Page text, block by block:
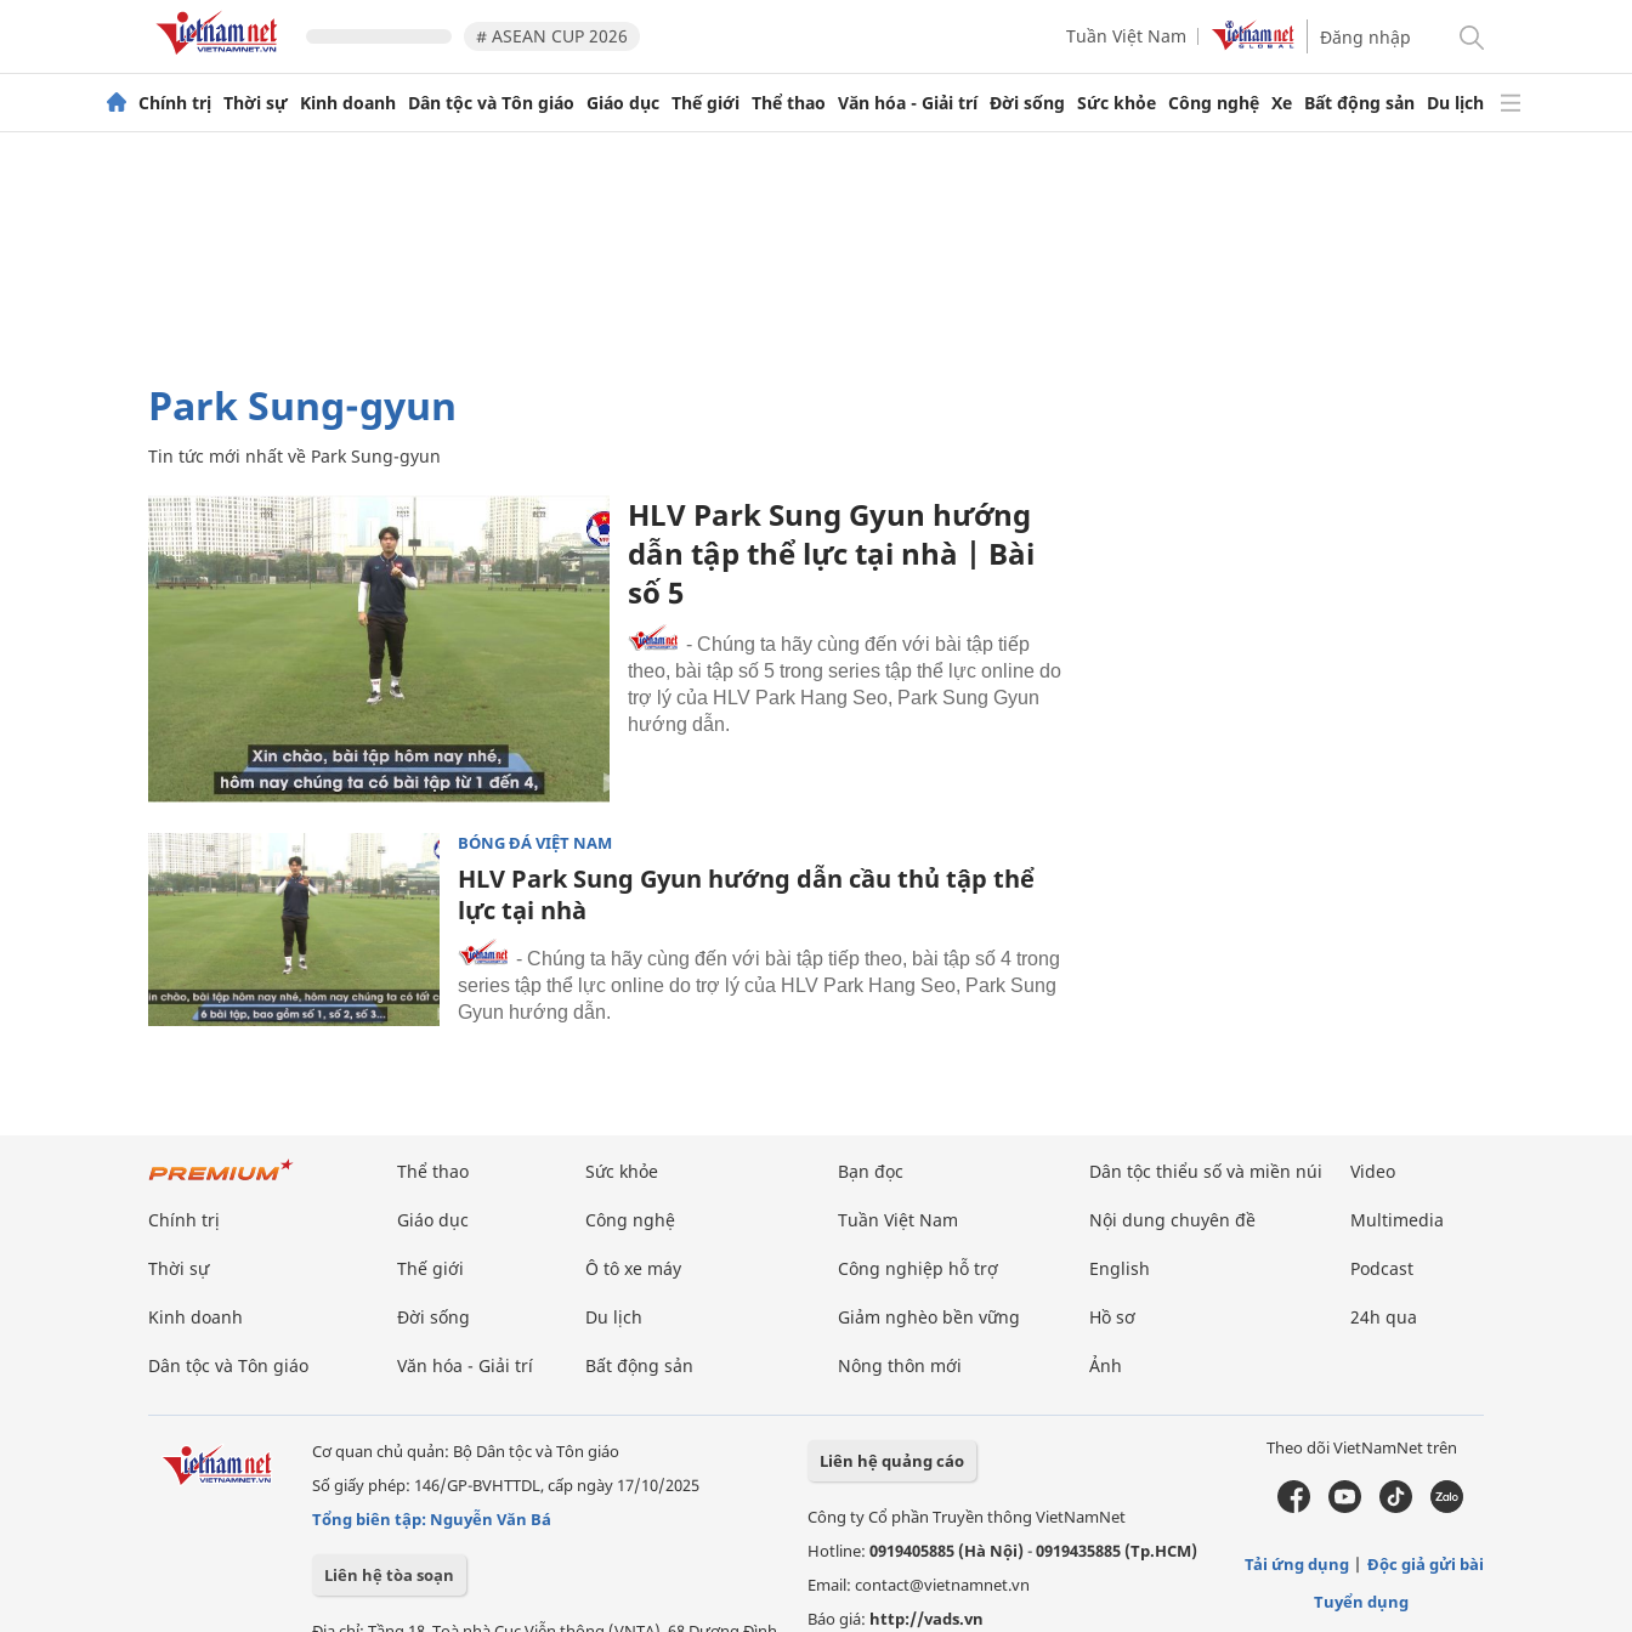
# ASEAN CUP 2026 Tuần Việt Nam Đăng nhập
Chính trị Thời sự Kinh doanh Dân tộc và Tôn giáo Giáo dục Thế giới Thể thao Văn hóa - Giải trí Đời sống Sức khỏe Công nghệ Xe Bất động sản Du lịch
Park Sung-gyun
Tin tức mới nhất về Park Sung-gyun
HLV Park Sung Gyun hướng
dẫn tập thể lực tại nhà | Bài
số 5
- Chúng ta hãy cùng đến với bài tập tiếp
theo, bài tập số 5 trong series tập thể lực online do
trợ lý của HLV Park Hang Seo, Park Sung Gyun
hướng dẫn.
BÓNG ĐÁ VIỆT NAM
HLV Park Sung Gyun hướng dẫn cầu thủ tập thể
lực tại nhà
- Chúng ta hãy cùng đến với bài tập tiếp theo, bài tập số 4 trong
series tập thể lực online do trợ lý của HLV Park Hang Seo, Park Sung
Gyun hướng dẫn.
Chính trị
Thời sự
Kinh doanh
Dân tộc và Tôn giáo
Thể thao
Giáo dục
Thế giới
Đời sống
Văn hóa - Giải trí
Sức khỏe
Công nghệ
Ô tô xe máy
Du lịch
Bất động sản
Bạn đọc
Tuần Việt Nam
Công nghiệp hỗ trợ
Giảm nghèo bền vững
Nông thôn mới
Dân tộc thiểu số và miền núi
Nội dung chuyên đề
English
Hồ sơ
Ảnh
Video
Multimedia
Podcast
24h qua
Cơ quan chủ quản: Bộ Dân tộc và Tôn giáo
Số giấy phép: 146/GP-BVHTTDL, cấp ngày 17/10/2025
Tổng biên tập: Nguyễn Văn Bá
Liên hệ tòa soạn
Liên hệ quảng cáo
Công ty Cổ phần Truyền thông VietNamNet
Hotline: 0919405885 (Hà Nội)-0919435885 (Tp.HCM)
Email: contact@vietnamnet.vn
Báo giá: http://vads.vn
Theo dõi VietNamNet trên
Tải ứng dụng
Độc giả gửi bài
Tuyển dụng